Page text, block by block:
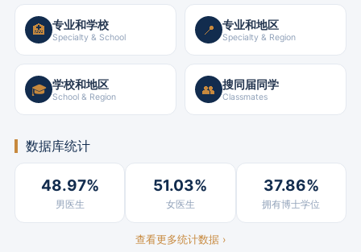
🏥 专业和学校
Specialty & School 📍 专业和地区
Specialty & Region
🎓 学校和地区
School & Region 👥 搜同届同学
Classmates
数据库统计
48.97%
男医生
51.03%
女医生
37.86%
拥有博士学位
查看更多统计数据 ›